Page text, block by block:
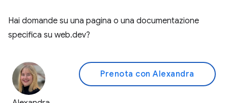
Hai domande su una pagina o una documentazione
specifica su web.dev?
Prenota con Alexandra